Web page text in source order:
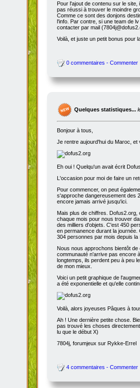
Pour l'ajout de contenu sur le
pas réussi à trouver le moindre
Comme ce sont des donjons
l'info. Par contre, si une team de
contacter par mail
Voilà, et juste un petit bonus pour
0 commentaires - Commenter
Quelques statistiques...
Bonjour à tous,
Je rentre aujourd'hui du Maroc, et
Eh oui ! Quelqu'un avait écrit
L'occasion pour moi de faire un
Pour commencer, on peut
s'approche dangereusement des
encore jamais arrivé jusqu'ici.
Mais plus de chiffres.
chaque mois pour nous trouver
des milliers d'objets. C'est 450
en permanence durant la
304 personnes par mois depuis
Nous nous approchons bientôt
communauté n'arrive pas encore
longtemps, ils perdent peu à peu
de mon mieux.
Voici un petit graphique de
a été exponentielle et qu'elle
Voilà, alors joyeuses Pâques à
Ah ! Une dernière petite chose.
pas trouvé les choses
lu que le début X)
7804j, forumjeux sur Rykke-Errel
4 commentaires - Commenter